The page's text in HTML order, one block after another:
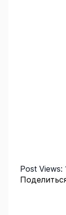
Post Views: